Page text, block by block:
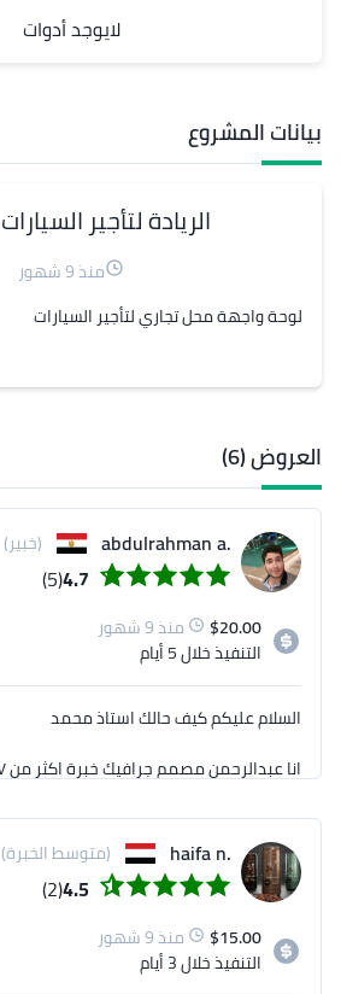
لايوجد أدوات
بيانات المشروع
الريادة لتأجير السيارات
منذ 9 شهور
لوحة واجهة محل تجاري لتأجير السيارات
العروض (6)
.abdulrahman a (خبير)
4.7
(5)
$20.00
منذ 9 شهور
التنفيذخلال 5 أيام
.haifa n (متوسط الخبرة)
4.5
(2)
$15.00
منذ 9 شهور
التنفيذخلال 3 أيام